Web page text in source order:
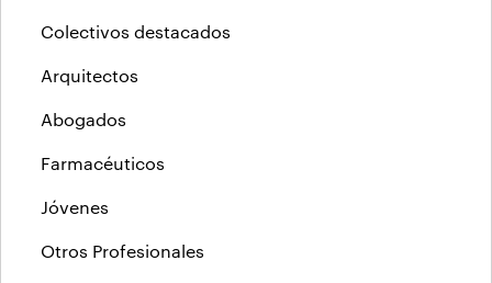
Colectivos destacados
Arquitectos
Abogados
Farmacéuticos
Jóvenes
Otros Profesionales